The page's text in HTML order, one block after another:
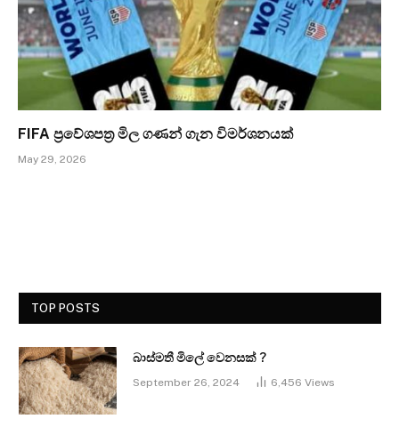
FIFA ප්‍රවේශපත්‍ර මිල ගණන් ගැන විමර්ශනයක්
May 29, 2026
TOP POSTS
බාස්මතී මිලේ වෙනසක් ?
September 26, 2024 6,456 Views